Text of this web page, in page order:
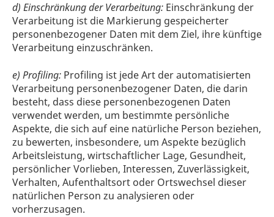
d) Einschränkung der Verarbeitung: Einschränkung der
Verarbeitung ist die Markierung gespeicherter
personenbezogener Daten mit dem Ziel, ihre künftige
Verarbeitung einzuschränken.
e) Profiling: Profiling ist jede Art der automatisierten
Verarbeitung personenbezogener Daten, die darin
besteht, dass diese personenbezogenen Daten
verwendet werden, um bestimmte persönliche
Aspekte, die sich auf eine natürliche Person beziehen,
zu bewerten, insbesondere, um Aspekte bezüglich
Arbeitsleistung, wirtschaftlicher Lage, Gesundheit,
persönlicher Vorlieben, Interessen, Zuverlässigkeit,
Verhalten, Aufenthaltsort oder Ortswechsel dieser
natürlichen Person zu analysieren oder
vorherzusagen.